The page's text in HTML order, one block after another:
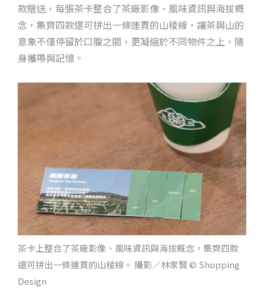
款贈送，每張茶卡整合了茶廠影像、風味資訊與海拔概
念，集齊四款還可拼出一條連貫的山稜線，讓茶與山的
意象不僅停留於口腹之間，更凝縮於不同物件之上，隨
身攜帶與記憶。
茶卡上整合了茶廠影像、風味資訊與海拔概念，集齊四款
還可拼出一條連貫的山稜線。 攝影／林家賢 © Shopping
Design